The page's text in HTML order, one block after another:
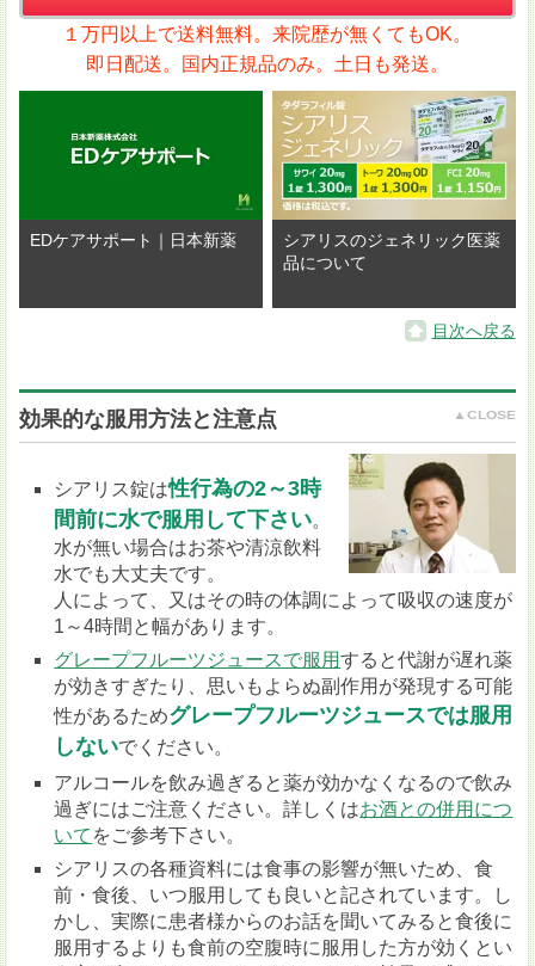
１万円以上で送料無料。来院歴が無くてもOK。
即日配送。国内正規品のみ。土日も発送。
EDケアサポート｜日本新薬
シアリスのジェネリック医薬
品について
目次へ戻る
効果的な服用方法と注意点
シアリス錠は性行為の2～3時
間前に水で服用して下さい。
水が無い場合はお茶や清涼飲料
水でも大丈夫です。
人によって、又はその時の体調によって吸収の速度が
1～4時間と幅があります。
グレープフルーツジュースで服用すると代謝が遅れ薬
が効きすぎたり、思いもよらぬ副作用が発現する可能
性があるためグレープフルーツジュースでは服用
しないでください。
アルコールを飲み過ぎると薬が効かなくなるので飲み
過ぎにはご注意ください。詳しくはお酒との併用につ
いて をご参考下さい。
シアリスの各種資料には食事の影響が無いため、食
前・食後、いつ服用しても良いと記されています。し
かし、実際に患者様からのお話を聞いてみると食後に
服用するよりも食前の空腹時に服用した方が効くとい